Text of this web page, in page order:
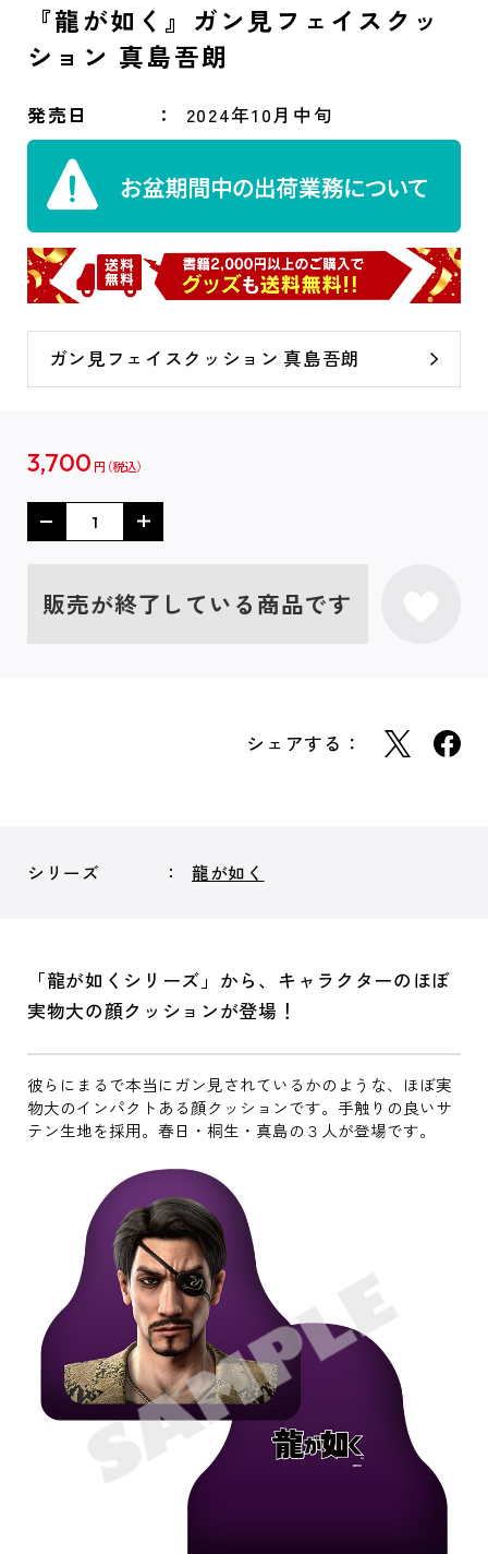
『龍が如く』ガン見フェイスクッ
ション 真島吾朗
発売日 2024年10月中旬
ガン見フェイスクッション 真島吾朗
3,700 円
販売が終了している商品です
シェアする：
シリーズ 龍が如く
「龍が如くシリーズ」から、キャラクターのほぼ
実物大の顔クッションが登場！
彼らにまるで本当にガン見されているかのような、ほぼ実
物大のインパクトある顔クッションです。手触りの良いサ
テン生地を採用。春日・桐生・真島の３人が登場です。